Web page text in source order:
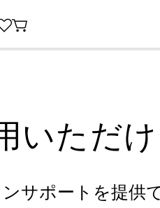
いただ
サポートを提供